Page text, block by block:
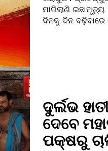
ମାଗିଲାଣି ଇଛାମୃତ୍ୟୁ
ଦିନକୁ ଦିନ ବଢ଼ିବାରେ
ଦୁର୍ଲଭ
ଦେବେ
ପକ୍ଷରୁ